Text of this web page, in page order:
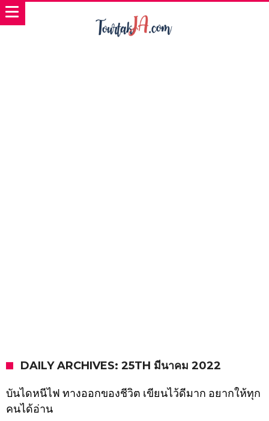
DAILY ARCHIVES: 25TH มีนาคม 2022
บันไดหนีไฟ ทางออกของชีวิต เขียนไว้ดีมาก อยากให้ทุก
คนได้อ่าน